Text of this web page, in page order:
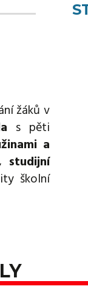
žáků v
s pěti
a
studijní
školní